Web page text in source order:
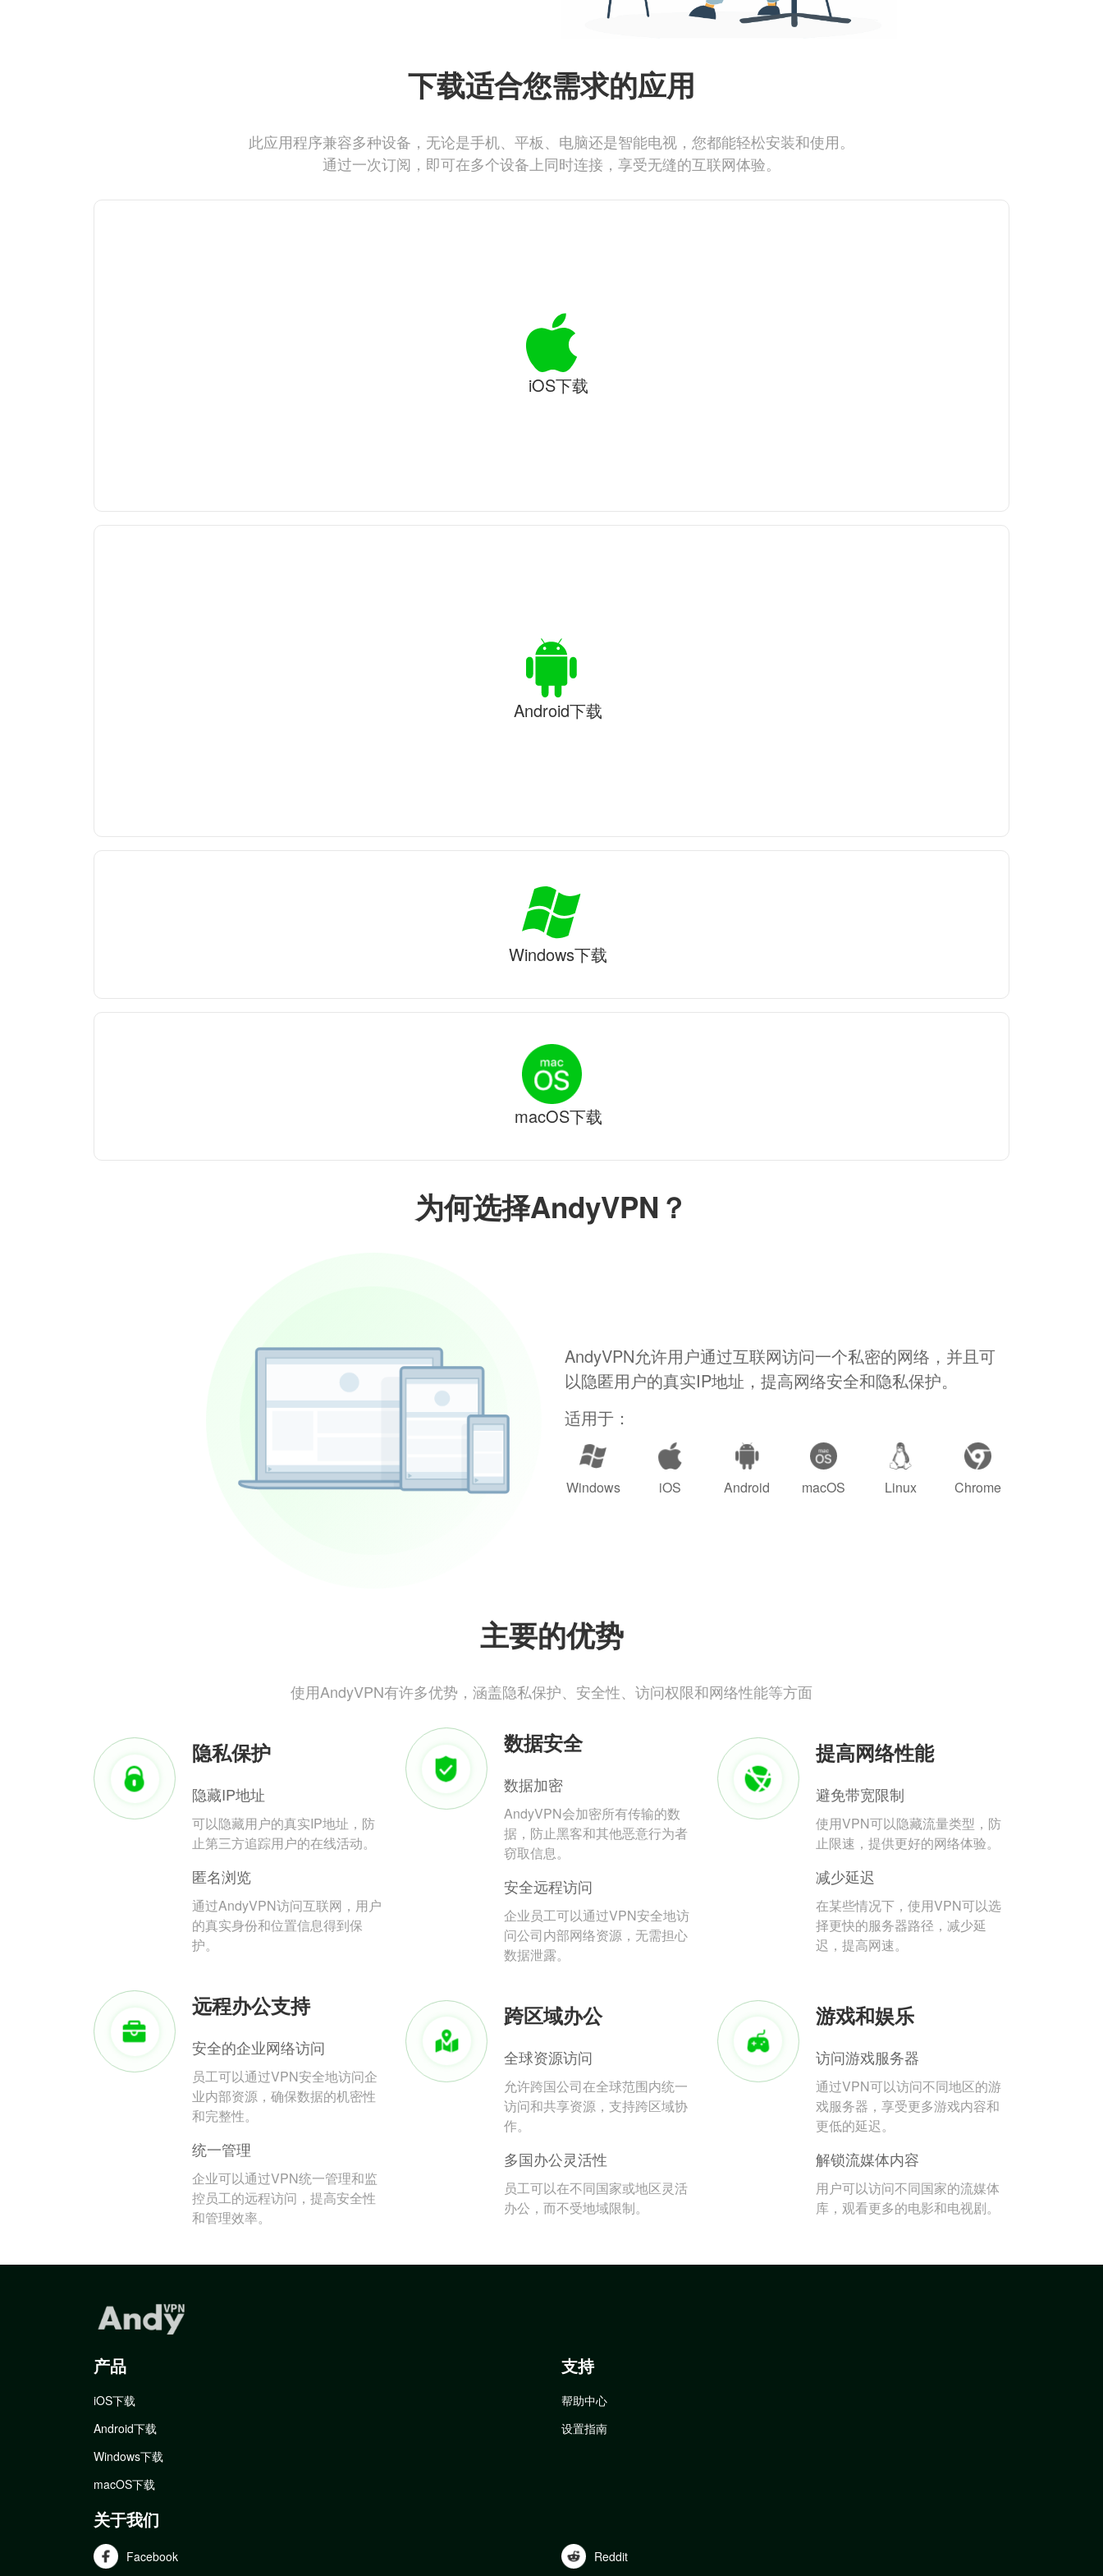
为何选择AndyVPN？
AndyVPN允许用户通过互联网访问一个私密的网络，并且可
以隐匿用户的真实IP地址，提高网络安全和隐私保护。
适用于：
Windows iOS Android macOS Linux Chrome
主要的优势
使用AndyVPN有许多优势，涵盖隐私保护、安全性、访问权限和网络性能等方面
隐私保护
隐藏IP地址
可以隐藏用户的真实IP地址，防
止第三方追踪用户的在线活动。
匿名浏览
通过AndyVPN访问互联网，用户
的真实身份和位置信息得到保
护。
数据安全
数据加密
AndyVPN会加密所有传输的数
据，防止黑客和其他恶意行为者
窃取信息。
安全远程访问
企业员工可以通过VPN安全地访
问公司内部网络资源，无需担心
数据泄露。
提高网络性能
避免带宽限制
使用VPN可以隐藏流量类型，防
止限速，提供更好的网络体验。
减少延迟
在某些情况下，使用VPN可以选
择更快的服务器路径，减少延
迟，提高网速。
远程办公支持
安全的企业网络访问
员工可以通过VPN安全地访问企
业内部资源，确保数据的机密性
和完整性。
统一管理
企业可以通过VPN统一管理和监
控员工的远程访问，提高安全性
和管理效率。
跨区域办公
全球资源访问
允许跨国公司在全球范围内统一
访问和共享资源，支持跨区域协
作。
多国办公灵活性
员工可以在不同国家或地区灵活
办公，而不受地域限制。
游戏和娱乐
访问游戏服务器
通过VPN可以访问不同地区的游
戏服务器，享受更多游戏内容和
更低的延迟。
解锁流媒体内容
用户可以访问不同国家的流媒体
库，观看更多的电影和电视剧。
下载适合您需求的应用
此应用程序兼容多种设备，无论是手机、平板、电脑还是智能电视，您都能轻松安装和使用。
通过一次订阅，即可在多个设备上同时连接，享受无缝的互联网体验。
iOS下载
Android下载
Windows下载
macOS下载
产品
iOS下载
Android下载
Windows下载
macOS下载
支持
帮助中心
设置指南
关于我们
Facebook Reddit